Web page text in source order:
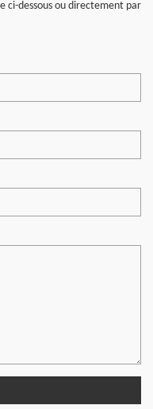
ci-dessous ou directement par